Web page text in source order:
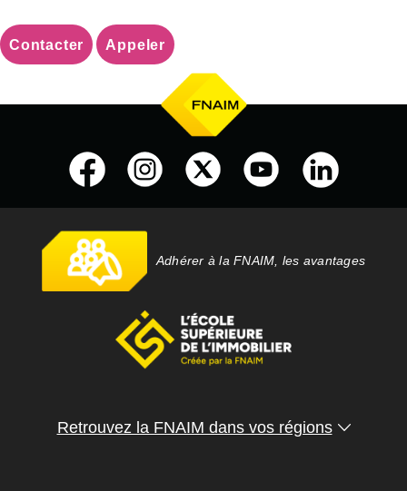
Contacter Appeler
Adhérer à la FNAIM, les avantages
Retrouvez la FNAIM dans vos régions